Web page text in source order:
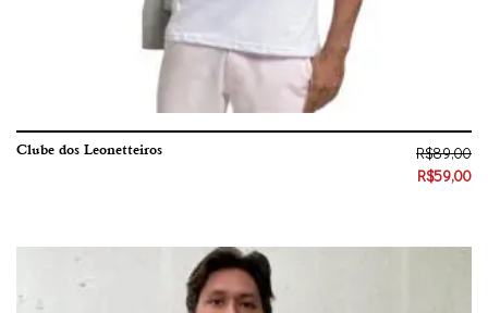
Clube dos Leonetteiros R$89,00
R$59,00